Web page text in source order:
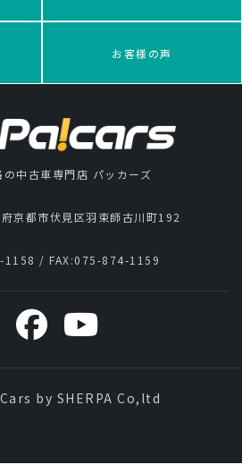
お客様の声
の中古車専門店 パッカーズ
京都市伏見区羽束師古川町192
1158 / FAX:075-874-1159
by SHERPA Co,ltd